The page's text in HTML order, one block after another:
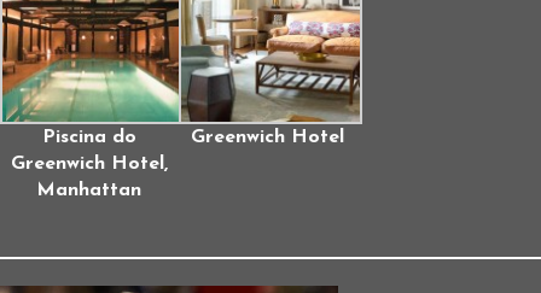
Piscina do
Greenwich Hotel,
Manhattan
Greenwich Hotel